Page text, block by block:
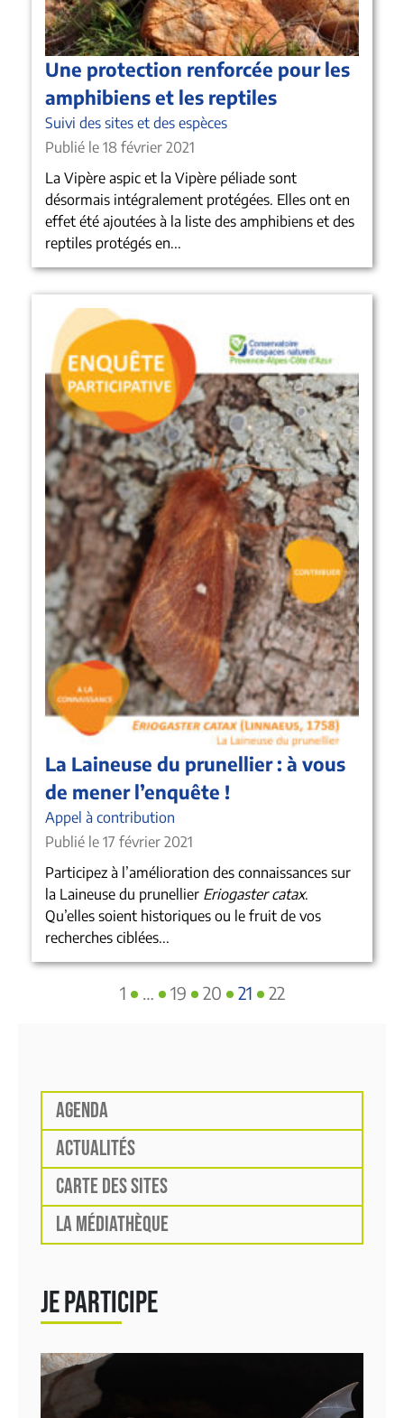
Une protection renforcée pour les
amphibiens et les reptiles
Suivi des sites et des espèces
Publié le 18 février 2021
La Vipère aspic et la Vipère péliade sont
désormais intégralement protégées. Elles ont en
effet été ajoutées à la liste des amphibiens et des
reptiles protégés en...
La Laineuse du prunellier : à vous
de mener l’enquête !
Appel à contribution
Publié le 17 février 2021
Participez à l’amélioration des connaissances sur
la Laineuse du prunellier Eriogaster catax.
Qu’elles soient historiques ou le fruit de vos
recherches ciblées...
1 … 19 20 21 22
AGENDA
ACTUALITÉS
CARTE DES SITES
LA MÉDIATHÈQUE
JE PARTICIPE